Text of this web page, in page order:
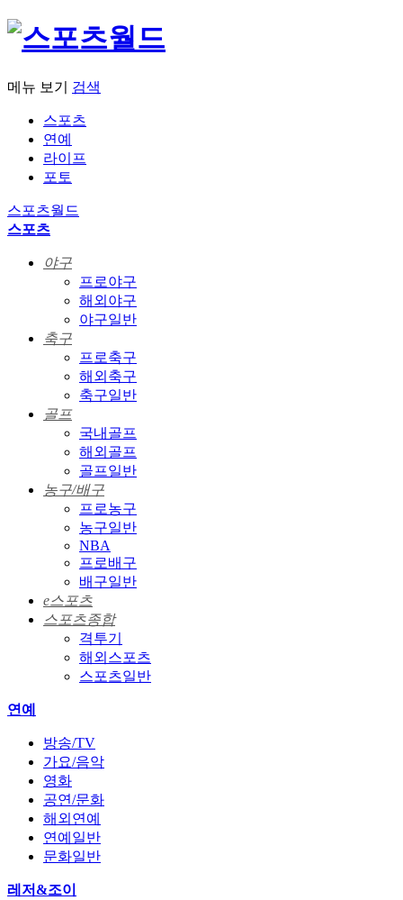
메뉴 보기 검색
스포츠
연예
라이프
포토
스포츠월드
스포츠
야구
프로야구
해외야구
야구일반
축구
프로축구
해외축구
축구일반
골프
국내골프
해외골프
골프일반
농구/배구
프로농구
농구일반
NBA
프로배구
배구일반
e스포츠
스포츠종합
격투기
해외스포츠
스포츠일반
연예
방송/TV
가요/음악
영화
공연/문화
해외연예
연예일반
문화일반
레저&조이